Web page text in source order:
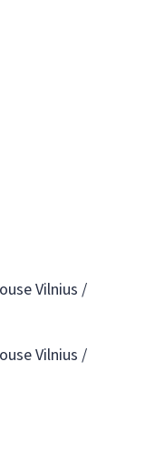
Vilnius /
Vilnius /